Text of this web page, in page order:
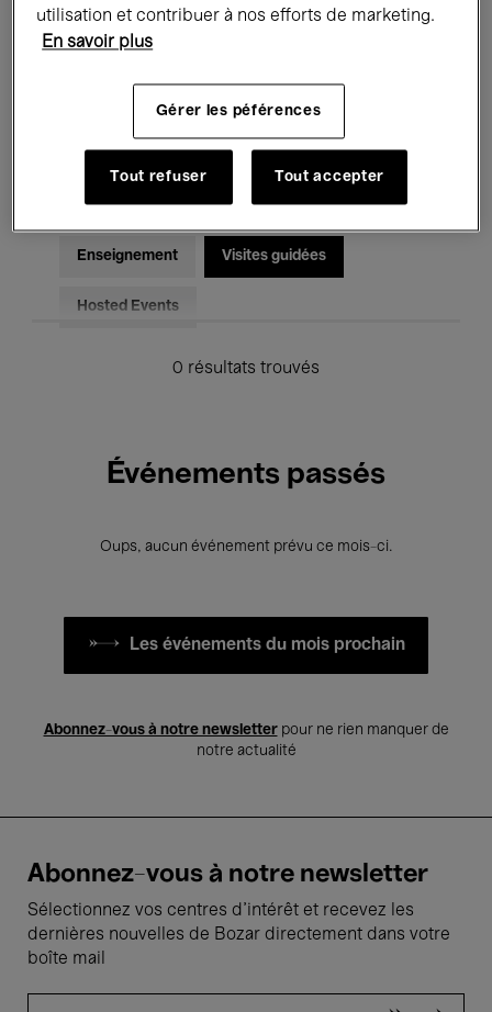
Rencontres & Débats Jazz
Musique électronique
Pour tous Kids’ Palace
Enseignement Visites guidées
Hosted Events
0 résultats trouvés
Événements passés
Oups, aucun événement prévu ce mois-ci.
Les événements du mois prochain
Abonnez-vous à notre newsletterpour ne rien manquer de
notre actualité
Abonnez-vous à notre newsletter
Sélectionnez vos centres d'intérêt et recevez les
dernières nouvelles de Bozar directement dans votre
boîte mail
utilisation et contribuer à nos efforts de marketing.
En savoir plus
Gérer les péférences
Tout refuser Tout accepter